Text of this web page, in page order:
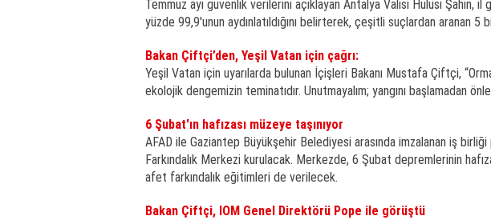
Temmuz ayı güvenlik verilerini açıklayan Antalya Valisi Hulusi Şahin,
yüzde 99,9'unun aydınlatıldığını belirterek, çeşitli suçlardan aranan 5
Bakan Çiftçi’den, Yeşil Vatan için çağrı:
Yeşil Vatan için uyarılarda bulunan İçişleri Bakanı Mustafa Çiftçi,
ekolojik dengemizin teminatıdır. Unutmayalım; yangını başlamadan
6 Şubat'ın hafızası müzeye taşınıyor
AFAD ile Gaziantep Büyükşehir Belediyesi arasında imzalanan iş
Farkındalık Merkezi kurulacak. Merkezde, 6 Şubat depremlerinin
afet farkındalık eğitimleri de verilecek.
Bakan Çiftçi, IOM Genel Direktörü Pope ile görüştü